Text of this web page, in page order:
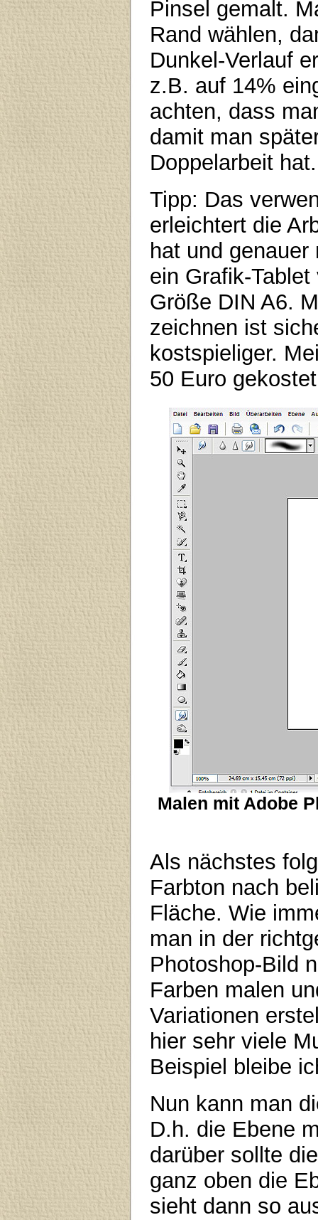
Pinsel gemalt.
Rand wählen,
Dunkel-Verlauf
z.B. auf 14%
achten, dass
damit man
Doppelarbeit hat.
Tipp: Das
erleichtert die
hat und
ein Grafik-
Größe DIN A6.
zeichnen ist
kostspieliger.
50 Euro
Malen mit Adobe
Als nächstes
Farbton nach
Fläche. Wie
man in der
Photoshop-Bild
Farben malen
Variationen
hier sehr viele
Beispiel bleibe
Nun kann man
D.h. die Ebene
darüber sollte
ganz oben die
sieht dann so